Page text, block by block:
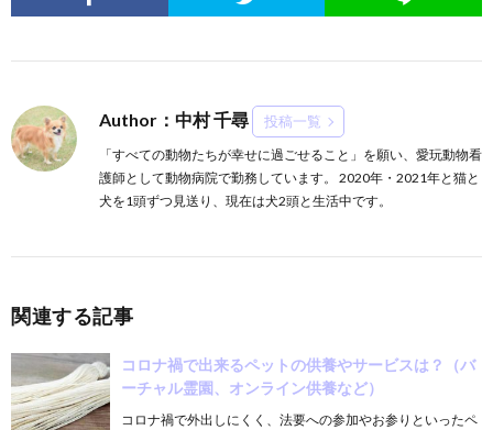
Author：中村 千尋 投稿一覧
「すべての動物たちが幸せに過ごせること」を願い、愛玩動物看
護師として動物病院で勤務しています。 2020年・2021年と猫と
犬を1頭ずつ見送り、現在は犬2頭と生活中です。
関連する記事
コロナ禍で出来るペットの供養やサービスは？（バ
ーチャル霊園、オンライン供養など）
コロナ禍で外出しにくく、法要への参加やお参りといったペ